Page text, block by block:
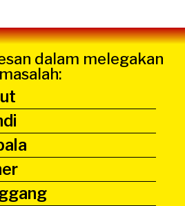
dalam melegakan
masalah: